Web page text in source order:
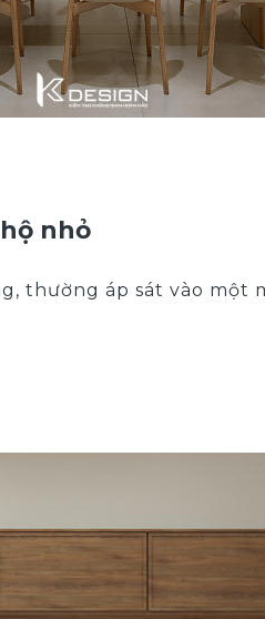
nhỏ
thường áp sát vào một